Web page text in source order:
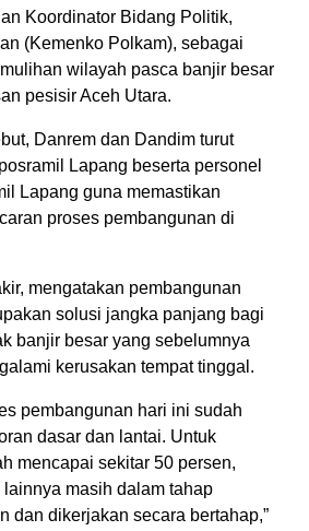
Koordinator Bidang Politik,
(Kemenko Polkam), sebagai
wilayah pasca banjir besar
pesisir Aceh Utara.
Danrem dan Dandim turut
Lapang beserta personel
Lapang guna memastikan
proses pembangunan di
mengatakan pembangunan
solusi jangka panjang bagi
banjir besar yang sebelumnya
kerusakan tempat tinggal.
pembangunan hari ini sudah
dasar dan lantai. Untuk
mencapai sekitar 50 persen,
masih dalam tahap
dan dikerjakan secara bertahap,”